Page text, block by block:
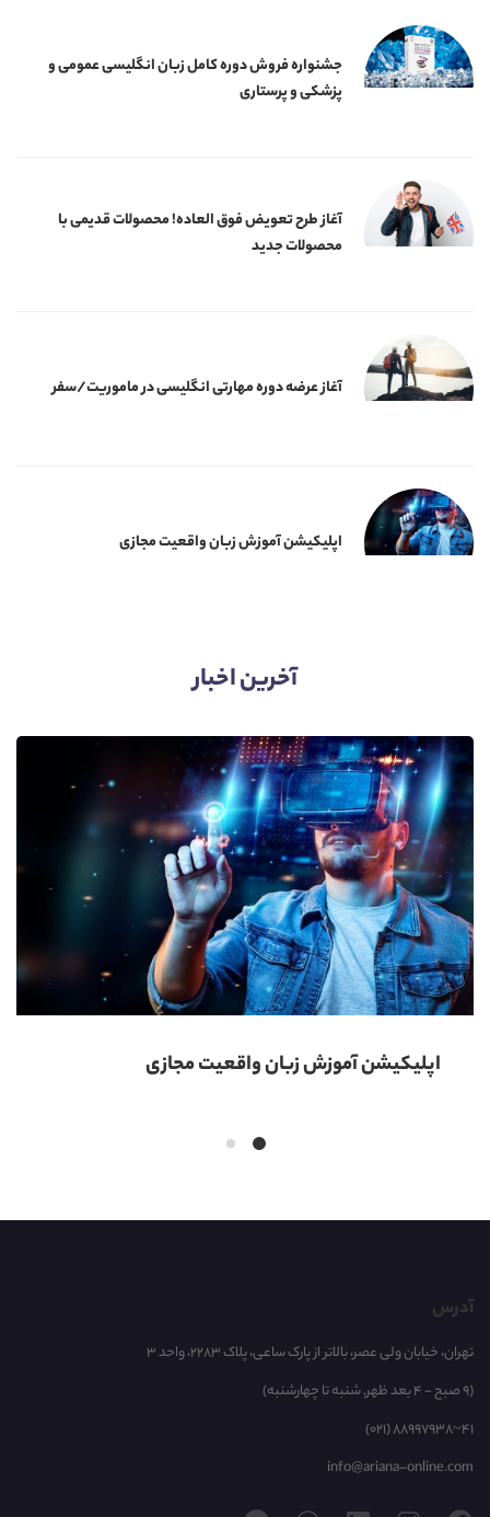
جشنواره فروش دوره کامل زبان انگلیسی عمومی و
پزشکی و پرستاری
آغاز طرح تعویض فوق العاده! محصولات قدیمی با
محصولات جدید
آغاز عرضه دوره‌ مهارتی انگلیسی در ماموریت/سفر
اپلیکیشن آموزش زبان واقعیت مجازی
آخرین اخبار​
اپلیکیشن آموزش زبان واقعیت مجازی
آدرس
تهران، خیابان ولی عصر، بالاتر از پارک ساعی، پلاک 2283، واحد 3
(9 صبح - 4 بعد ظهر, شنبه تا چهارشنبه)
(021) 88997938~41
info@ariana-online.com